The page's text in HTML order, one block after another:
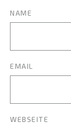
NAME
EMAIL
WEBSEITE